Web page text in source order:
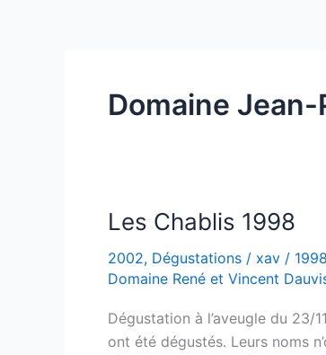
Domaine Jean-
Les Chablis 1998
2002, Dégustations / xav / 1998
Domaine René et Vincent
Dégustation à l’aveugle du 23/
ont été dégustés. Leurs noms